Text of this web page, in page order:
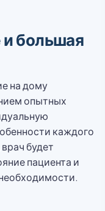
и большая
на дому
опытных
каждого
будет
пациента и